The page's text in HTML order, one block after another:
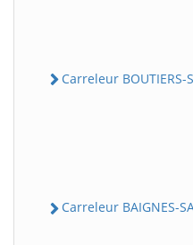
Carreleur BOUTIERS-
Carreleur BAIGNES-